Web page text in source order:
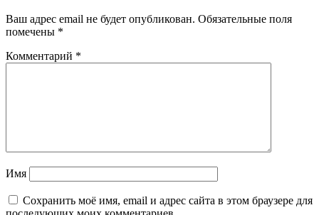
Ваш адрес email не будет опубликован. Обязательные поля
помечены *
Комментарий *
Имя
Сохранить моё имя, email и адрес сайта в этом браузере для